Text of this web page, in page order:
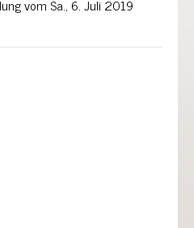
vom Sa., 6. Juli 2019